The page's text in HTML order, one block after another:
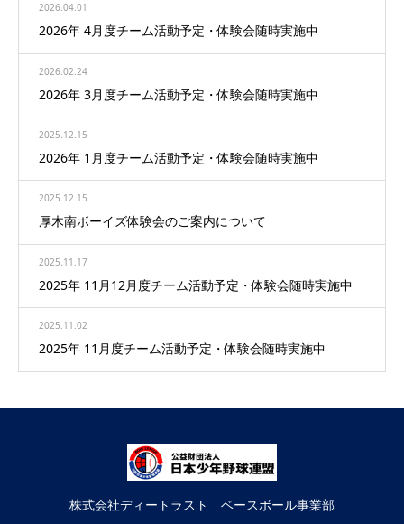
2026.04.01
2026年 4月度チーム活動予定・体験会随時実施中
2026.02.24
2026年 3月度チーム活動予定・体験会随時実施中
2025.12.15
2026年 1月度チーム活動予定・体験会随時実施中
2025.12.15
厚木南ボーイズ体験会のご案内について
2025.11.17
2025年 11月12月度チーム活動予定・体験会随時実施中
2025.11.02
2025年 11月度チーム活動予定・体験会随時実施中
株式会社ディートラスト ベースボール事業部